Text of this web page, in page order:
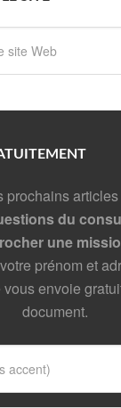
prochains
du
une
prénom et
envoie
document.